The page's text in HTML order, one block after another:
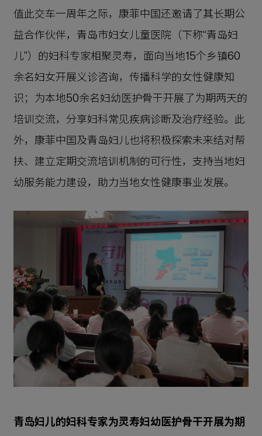
值此交车一周年之际，康菲中国还邀请了其长期公
益合作伙伴，青岛市妇女儿童医院（下称“青岛妇
儿”）的妇科专家相聚灵寿，面向当地15个乡镇60
余名妇女开展义诊咨询，传播科学的女性健康知
识；为本地50余名妇幼医护骨干开展了为期两天的
培训交流，分享妇科常见疾病诊断及治疗经验。此
外，康菲中国及青岛妇儿也将积极探索未来结对帮
扶、建立定期交流培训机制的可行性，支持当地妇
幼服务能力建设，助力当地女性健康事业发展。
青岛妇儿的妇科专家为灵寿妇幼医护骨干开展为期